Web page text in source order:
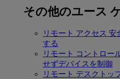
その他のユース
リモート アクセス 安
する
リモート コントロー
せずデバイスを制御
リモート デスクトッ